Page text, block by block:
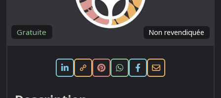
Non revendiquée
Gratuite